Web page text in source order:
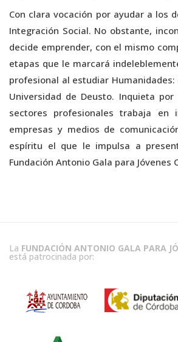
Con clara vocación por ayudar a los
Integración Social. No obstante,
decide emprender, con el mismo
etapas que le marcará
profesional al estudiar Humanidades:
Universidad de Deusto. Inquieta
sectores profesionales trabaja en
empresas y medios de
espíritu el que le impulsa a
Fundación Antonio Gala para Jóvenes
La FUNDACIÓN ANTONIO GALA PARA
está patrocinada por: